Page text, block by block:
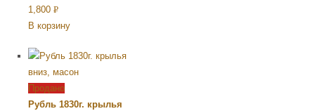
1,800 Р
УБ.
В корзину
Продано
Рубль 1830г. крылья